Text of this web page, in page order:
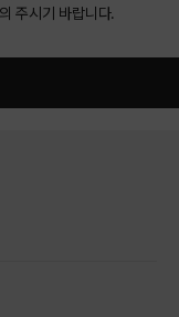
주시기 바랍니다.
)